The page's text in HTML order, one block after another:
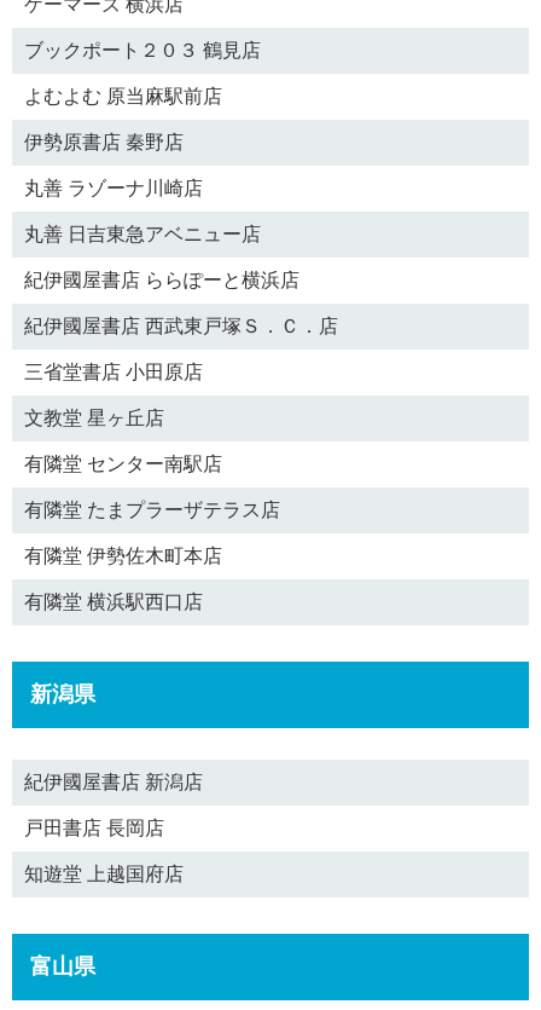
ゲーマーズ 横浜店
ブックポート２０３ 鶴見店
よむよむ 原当麻駅前店
伊勢原書店 秦野店
丸善 ラゾーナ川崎店
丸善 日吉東急アベニュー店
紀伊國屋書店 ららぽーと横浜店
紀伊國屋書店 西武東戸塚Ｓ．Ｃ．店
三省堂書店 小田原店
文教堂 星ヶ丘店
有隣堂 センター南駅店
有隣堂 たまプラーザテラス店
有隣堂 伊勢佐木町本店
有隣堂 横浜駅西口店
新潟県
紀伊國屋書店 新潟店
戸田書店 長岡店
知遊堂 上越国府店
富山県